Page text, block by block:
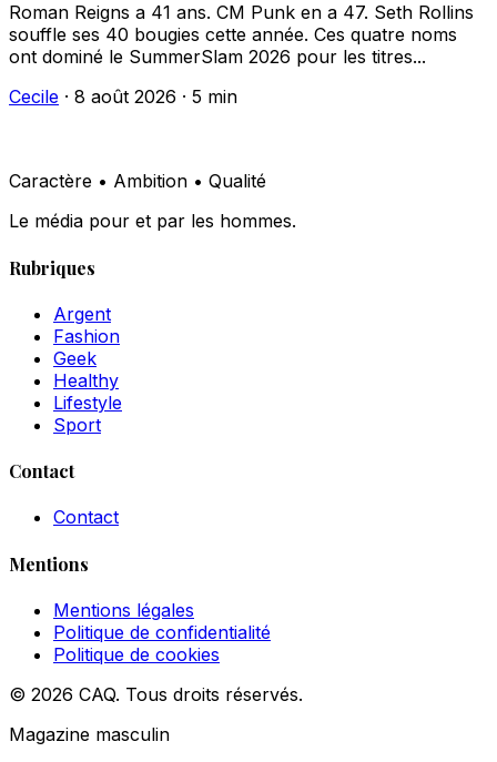
Roman Reigns a 41 ans. CM Punk en a 47. Seth Rollins
souffle ses 40 bougies cette année. Ces quatre noms
ont dominé le SummerSlam 2026 pour les titres...
Cecile · 8 août 2026 · 5 min
Caractère • Ambition • Qualité
Le média pour et par les hommes.
Rubriques
Argent
Fashion
Geek
Healthy
Lifestyle
Sport
Contact
Contact
Mentions
Mentions légales
Politique de confidentialité
Politique de cookies
© 2026 CAQ. Tous droits réservés.
Magazine masculin